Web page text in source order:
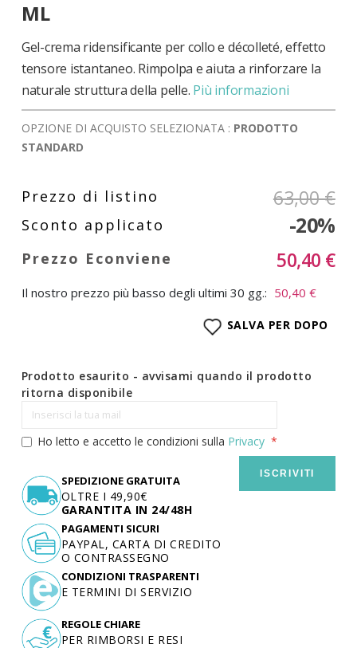
di
ML
Gel-crema ridensificante per collo e décolleté, effetto
tensore istantaneo. Rimpolpa e aiuta a rinforzare la
naturale struttura della pelle. Più informazioni
OPZIONE DI ACQUISTO SELEZIONATA : PRODOTTO
STANDARD
63,00 €
-20%
50,40 €
Il nostro prezzo più basso degli ultimi 30 gg.: 50,40 €
SALVA PER DOPO
Prodotto esaurito - avvisami quando il prodotto
ritorna disponibile
Ho letto e accetto le condizioni sulla Privacy
ISCRIVITI
SPEDIZIONE GRATUITA
OLTRE I 49,90€
GARANTITA IN 24/48H
PAGAMENTI SICURI
PAYPAL, CARTA DI CREDITO
O CONTRASSEGNO
CONDIZIONI TRASPARENTI
E TERMINI DI SERVIZIO
REGOLE CHIARE
PER RIMBORSI E RESI